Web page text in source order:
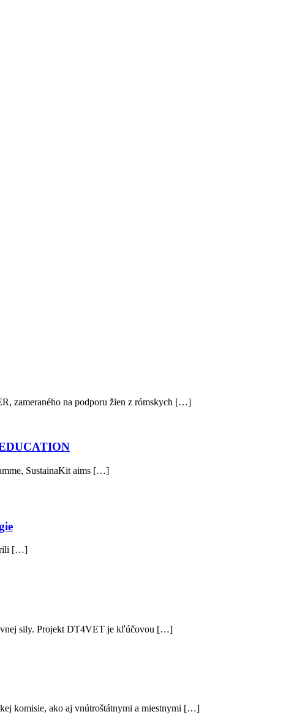
zameraného na podporu žien z rómskych […]
SustainaKit aims […]
[…]
sily. Projekt DT4VET je kľúčovou […]
komisie, ako aj vnútroštátnymi a miestnymi […]